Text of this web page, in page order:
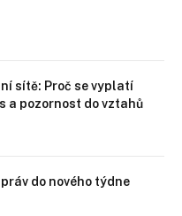
sítě: Proč se vyplatí
a pozornost do vztahů
do nového týdne